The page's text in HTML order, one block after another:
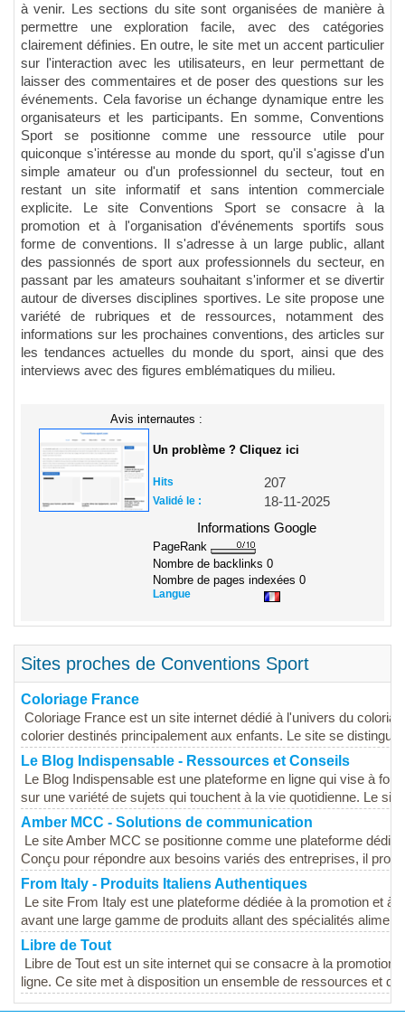
à venir. Les sections du site sont organisées de manière à
permettre une exploration facile, avec des catégories
clairement définies. En outre, le site met un accent particulier
sur l'interaction avec les utilisateurs, en leur permettant de
laisser des commentaires et de poser des questions sur les
événements. Cela favorise un échange dynamique entre les
organisateurs et les participants. En somme, Conventions
Sport se positionne comme une ressource utile pour
quiconque s'intéresse au monde du sport, qu'il s'agisse d'un
simple amateur ou d'un professionnel du secteur, tout en
restant un site informatif et sans intention commerciale
explicite. Le site Conventions Sport se consacre à la
promotion et à l'organisation d'événements sportifs sous
forme de conventions. Il s'adresse à un large public, allant
des passionnés de sport aux professionnels du secteur, en
passant par les amateurs souhaitant s'informer et se divertir
autour de diverses disciplines sportives. Le site propose une
variété de rubriques et de ressources, notamment des
informations sur les prochaines conventions, des articles sur
les tendances actuelles du monde du sport, ainsi que des
interviews avec des figures emblématiques du milieu.
Avis internautes :
Un problème ? Cliquez ici
Hits 207
Validé le :
18-11-2025
Informations Google
PageRank
Nombre de backlinks 0
Nombre de pages indexées 0
Langue
Sites proches de Conventions Sport
Coloriage France
Coloriage France est un site internet dédié à l'univers du
colorier destinés principalement aux enfants. Le site se distingue
Le Blog Indispensable - Ressources et Conseils
Le Blog Indispensable est une plateforme en ligne qui vise à
sur une variété de sujets qui touchent à la vie quotidienne. Le
Amber MCC - Solutions de communication
Le site Amber MCC se positionne comme une plateforme
Conçu pour répondre aux besoins variés des entreprises, il
From Italy - Produits Italiens Authentiques
Le site From Italy est une plateforme dédiée à la promotion et à
avant une large gamme de produits allant des spécialités
Libre de Tout
Libre de Tout est un site internet qui se consacre à la
ligne. Ce site met à disposition un ensemble de ressources et